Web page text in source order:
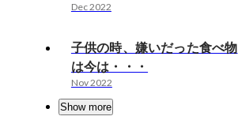
Dec 2022
子供の時、嫌いだった食べ物
は今は・・・
Nov 2022
Show more